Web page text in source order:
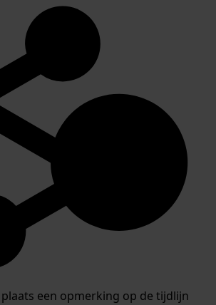
de archieven van dorpen Nibbixwoud
en de gemeente Nibbixwoud
een opmerking op de tijdlijn